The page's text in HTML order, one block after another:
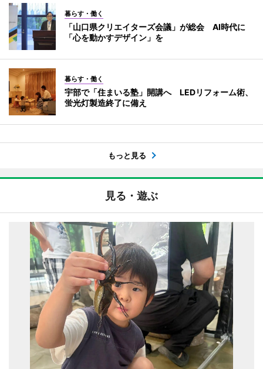
暮らす・働く
「山口県クリエイターズ会議」が総会 AI時代に
「心を動かすデザイン」を
暮らす・働く
宇部で「住まいる塾」開講へ LEDリフォーム術、
蛍光灯製造終了に備え
もっと見る
見る・遊ぶ